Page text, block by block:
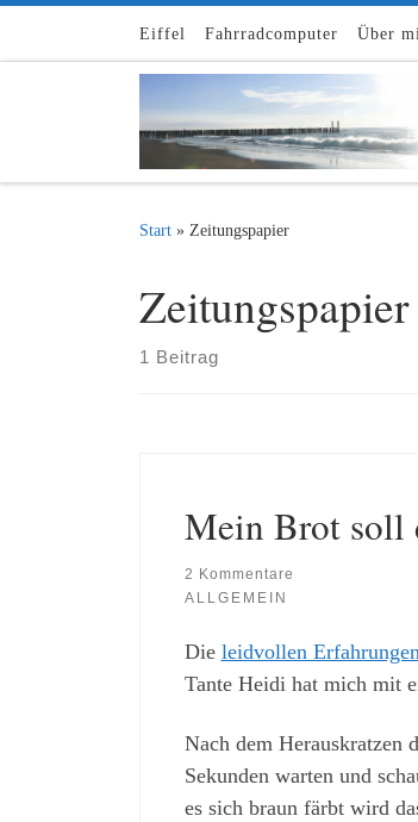
Zum Inhalt springen
Eiffel Fahrradcomputer Über
Start » Zeitungspapier
Zeitungspapier
1 Beitrag
Mein Brot soll
2 Kommentare
ALLGEMEIN
Die leidvollen
Tante Heidi hat mich mit
Nach dem Herauskratzen
Sekunden warten und
es sich braun färbt wird